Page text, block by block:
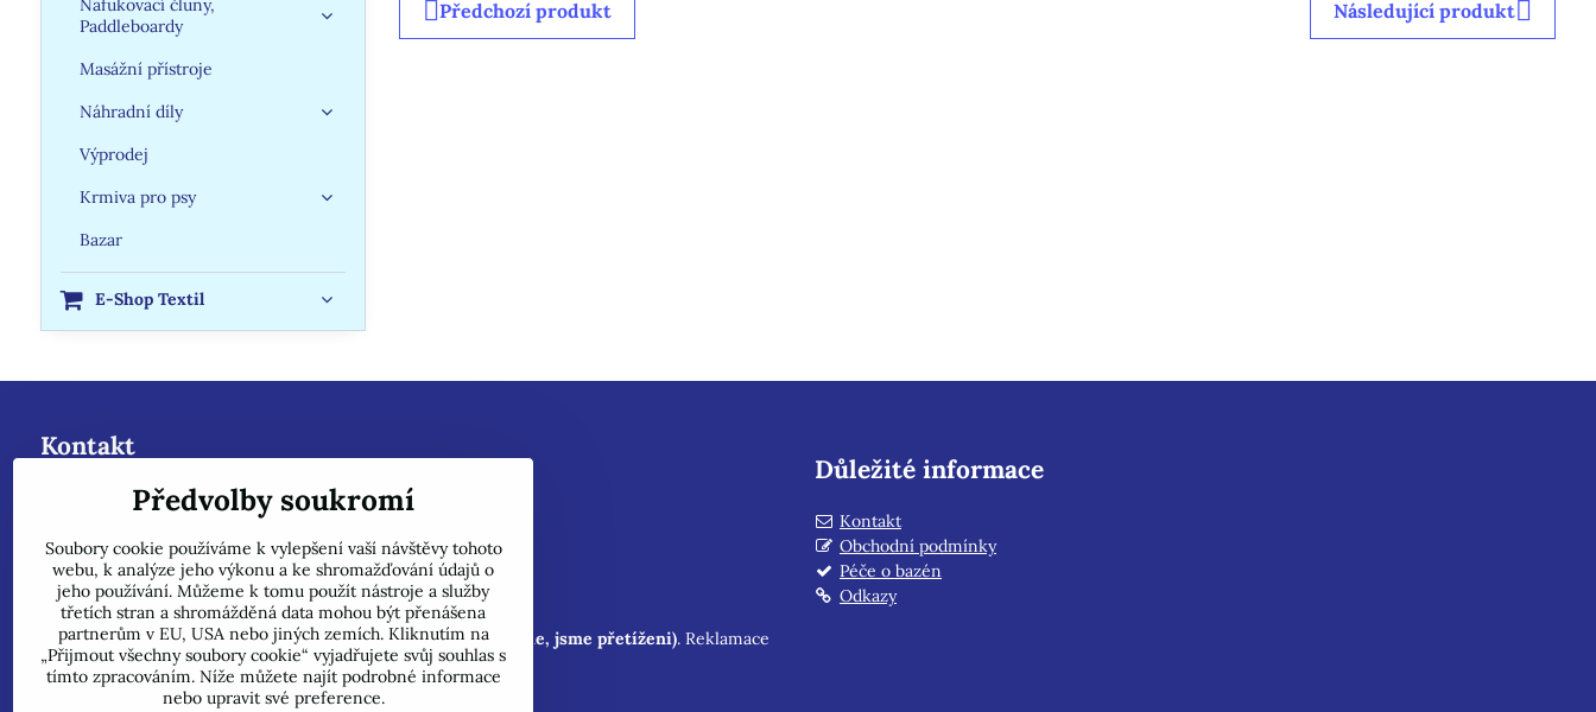
Předchozí produkt Následující produkt
Nafukovací čluny,
Paddleboardy
Masážní přístroje
Náhradní díly
Výprodej
Krmiva pro psy
Bazar
E-Shop Textil
Kontakt
dobazenu.cz - Roman Kanclíř-Rokam
72400 - Ostrava - Nová Bělá - Mitrovice
e-mail :rokam@seznam.cz
tel: 603484628(Prosíme nyní dotazy do mailu, ihned odpovíme, jsme přetíženi). Reklamace
prosíme pouze do mailu, přepošleme výrobci s dalším řešením.
Jsme plátci DPH.
Důležité informace
Kontakt
Obchodní podmínky
Péče o bazén
Odkazy
Předvolby soukromí
Soubory cookie používáme k vylepšení vaší návštěvy tohoto
webu, k analýze jeho výkonu a ke shromažďování údajů o
jeho používání. Můžeme k tomu použít nástroje a služby
třetích stran a shromážděná data mohou být přenášena
partnerům v EU, USA nebo jiných zemích. Kliknutím na
„Přijmout všechny soubory cookie“ vyjadřujete svůj souhlas s
tímto zpracováním. Níže můžete najít podrobné informace
nebo upravit své preference.